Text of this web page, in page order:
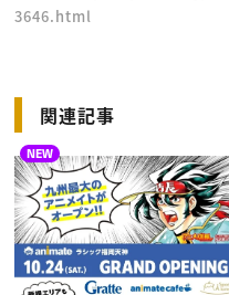
3646.html
関連記事
NEW